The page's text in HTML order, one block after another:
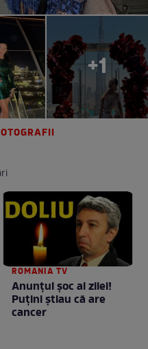
+1
ROMANIA TV
Anunţul şoc al zilei!
Puţini ştiau că are
cancer